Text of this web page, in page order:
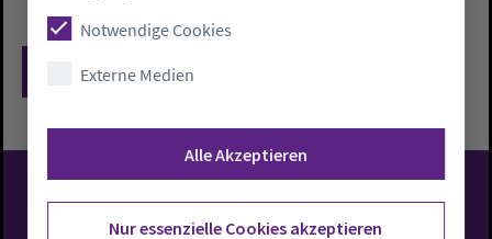
Zurück
Evangelisch-Lutherische
Notwendige Cookies
Externe Medien
Alle Akzeptieren
Nur essenzielle Cookies akzeptieren